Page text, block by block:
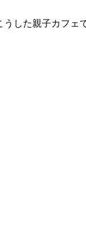
した親子カフ